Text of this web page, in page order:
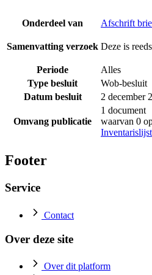
Onderdeel van
Afschrift
Samenvatting verzoek Deze is
Periode
Alles
Type besluit
Wob-besluit
Datum besluit
2 december
Omvang publicatie
1 document
waarvan 0
Inventarislijst
Footer
Service
Contact
Over deze site
Over dit platform